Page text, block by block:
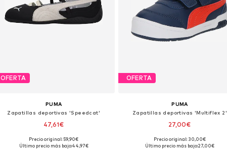
OFERTA
PUMA
Zapatillas deportivas 'Speedcat'
47,61€
Disponible en muchas tallas
Precio original: 59,90€
Último precio más bajo:44,97€
OFERTA
PUMA
Zapatillas deportivas 'Multiflex 2'
27,00€
Disponible en muchas tallas
Precio original: 30,00€
Último precio más bajo:27,00€